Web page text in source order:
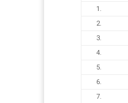
1.
2.
3.
4.
5.
6.
7.